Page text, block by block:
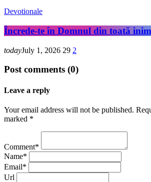
Devotionale
Încrede-te în Domnul din toată
todayJuly 1, 2026 29 2
Post comments (0)
Leave a reply
Your email address will not be published.
marked *
Comment*
Name*
Email*
Url